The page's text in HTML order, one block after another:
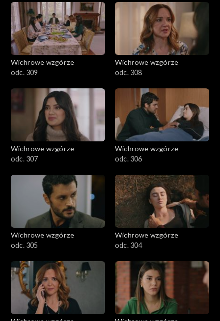
Wichrowe wzgórze
odc. 309
Wichrowe wzgórze
odc. 308
Wichrowe wzgórze
odc. 307
Wichrowe wzgórze
odc. 306
Wichrowe wzgórze
odc. 305
Wichrowe wzgórze
odc. 304